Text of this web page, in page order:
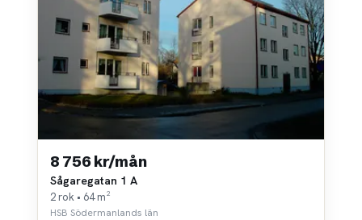
8 756 kr/mån
Sågaregatan 1 A
2 rok • 64 m²
HSB Södermanlands län